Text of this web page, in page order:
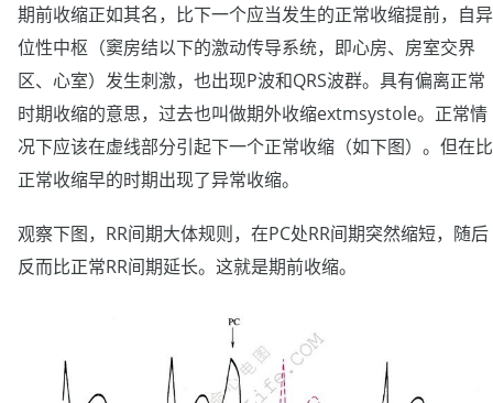
期前收缩正如其名，比下一个应当发生的正常收缩提前，自异
位性中枢（窦房结以下的激动传导系统，即心房、房室交界
区、心室）发生刺激，也出现P波和QRS波群。具有偏离正常
时期收缩的意思，过去也叫做期外收缩extmsystole。正常情
况下应该在虚线部分引起下一个正常收缩（如下图）。但在比
正常收缩早的时期出现了异常收缩。
观察下图，RR间期大体规则，在PC处RR间期突然缩短，随后
反而比正常RR间期延长。这就是期前收缩。